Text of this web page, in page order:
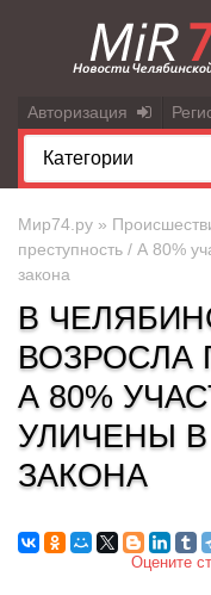
Авторизация
Мир74.ру »
преступность / А 80%
закона
В
ВОЗРОСЛА
А 80%
УЛИЧЕНЫ
ЗАКОНА
Оцените